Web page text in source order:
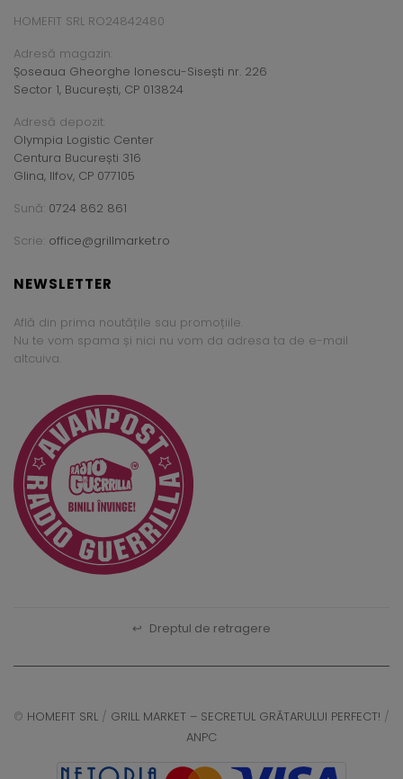
HOMEFIT SRL RO24842480
Adresă magazin:
Șoseaua Gheorghe Ionescu-Sisești nr. 226
Sector 1, București, CP 013824
Adresă depozit:
Olympia Logistic Center
Centura București 316
Glina, Ilfov, CP 077105
Sună: 0724 862 861
Scrie: office@grillmarket.ro
NEWSLETTER
Află din prima noutățile sau promoțiile.
Nu te vom spama și nici nu vom da adresa ta de e-mail
altcuiva.
↩ Dreptul de retragere
© HOMEFIT SRL / GRILL MARKET – SECRETUL GRĂTARULUI PERFECT! /
ANPC